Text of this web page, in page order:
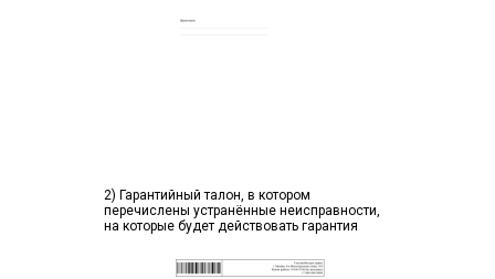
2) Гарантийный талон, в котором
перечислены устранённые неисправности,
на которые будет действовать гарантия